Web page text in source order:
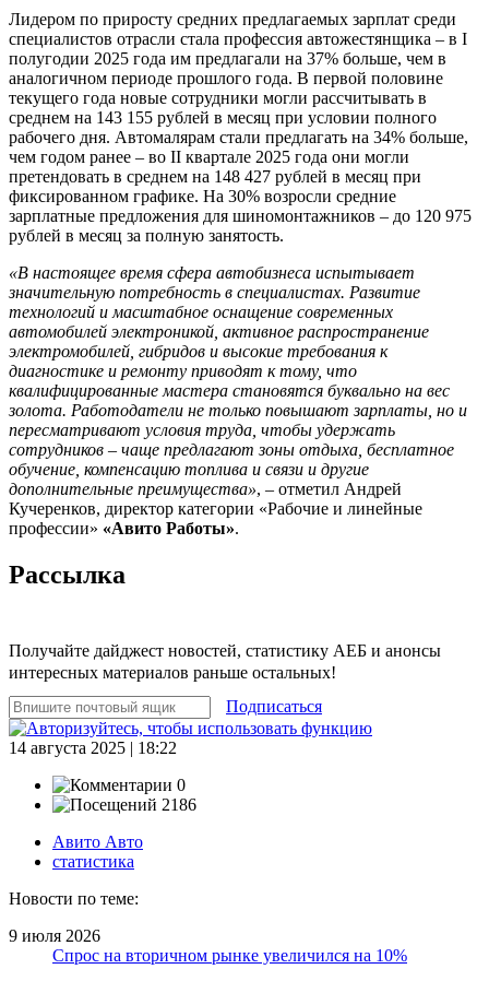
Лидером по приросту средних предлагаемых зарплат среди
специалистов отрасли стала профессия автожестянщика – в I
полугодии 2025 года им предлагали на 37% больше, чем в
аналогичном периоде прошлого года. В первой половине
текущего года новые сотрудники могли рассчитывать в
среднем на 143 155 рублей в месяц при условии полного
рабочего дня. Автомалярам стали предлагать на 34% больше,
чем годом ранее – во II квартале 2025 года они могли
претендовать в среднем на 148 427 рублей в месяц при
фиксированном графике. На 30% возросли средние
зарплатные предложения для шиномонтажников – до 120 975
рублей в месяц за полную занятость.
«В настоящее время сфера автобизнеса испытывает
значительную потребность в специалистах. Развитие
технологий и масштабное оснащение современных
автомобилей электроникой, активное распространение
электромобилей, гибридов и высокие требования к
диагностике и ремонту приводят к тому, что
квалифицированные мастера становятся буквально на вес
золота. Работодатели не только повышают зарплаты, но и
пересматривают условия труда, чтобы удержать
сотрудников – чаще предлагают зоны отдыха, бесплатное
обучение, компенсацию топлива и связи и другие
дополнительные преимущества», – отметил Андрей
Кучеренков, директор категории «Рабочие и линейные
профессии» «Авито Работы».
Рассылка
Получайте дайджест новостей, статистику АЕБ и анонсы
интересных материалов раньше остальных!
Подписаться
14 августа 2025 | 18:22
0
2186
Авито Авто
статистика
Новости по теме:
9 июля 2026
Спрос на вторичном рынке увеличился на 10%